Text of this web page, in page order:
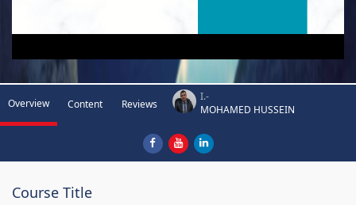
Overview Content Reviews
I.-
MOHAMED HUSSEIN
Course Title